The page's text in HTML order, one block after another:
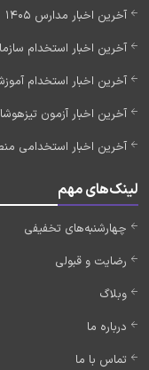
آخرین اخبار مدارس 1405
آخرین اخبار استخدام سازمان
آخرین اخبار استخدام آموزش و
آخرین اخبار آزمون
آخرین اخبار استخدامی
لینک‌های مهم
چهارشنبه‌های تخفیفی
رضایت و قبولی
وبلاگ
درباره ما
تماس با ما